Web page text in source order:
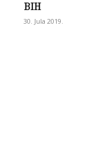
BIH
30. Jula 2019.